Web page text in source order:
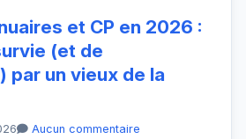
et CP en 2026 :
(et de
par un vieux de la
Aucun commentaire